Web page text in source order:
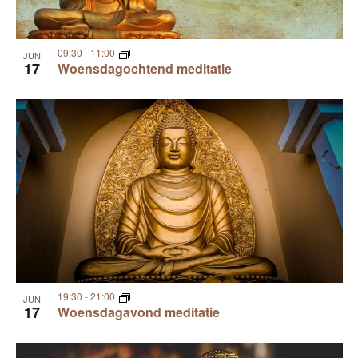
JUN
17 Woensdagochtend meditatie
09:30 - 11:00
JUN
17 Woensdagavond meditatie
19:30 -21:00